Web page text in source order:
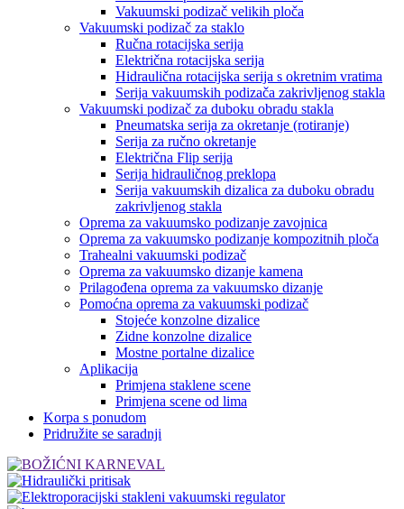
Vakuumski podizač velikih ploča
Vakuumski podizač za staklo
Ručna rotacijska serija
Električna rotacijska serija
Hidraulična rotacijska serija s okretnim vratima
Serija vakuumskih podizača zakrivljenog stakla
Vakuumski podizač za duboku obradu stakla
Pneumatska serija za okretanje (rotiranje)
Serija za ručno okretanje
Električna Flip serija
Serija hidrauličnog preklopa
Serija vakuumskih dizalica za duboku obradu
zakrivljenog stakla
Oprema za vakuumsko podizanje zavojnica
Oprema za vakuumsko podizanje kompozitnih ploča
Trahealni vakuumski podizač
Oprema za vakuumsko dizanje kamena
Prilagođena oprema za vakuumsko dizanje
Pomoćna oprema za vakuumski podizač
Stojeće konzolne dizalice
Zidne konzolne dizalice
Mostne portalne dizalice
Aplikacija
Primjena staklene scene
Primjena scene od lima
Korpa s ponudom
Pridružite se saradnji